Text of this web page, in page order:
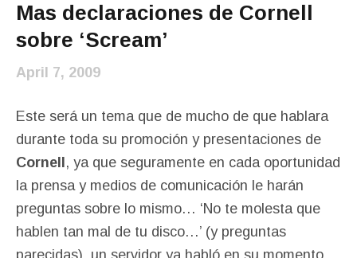
Mas declaraciones de Cornell
sobre ‘Scream’
April 7, 2009
Este será un tema que de mucho de que hablara
durante toda su promoción y presentaciones de
Cornell , ya que seguramente en cada oportunidad
la prensa y medios de comunicación le harán
preguntas sobre lo mismo… ‘No te molesta que
hablen tan mal de tu disco…’ (y preguntas
parecidas), un servidor ya habló en su momento